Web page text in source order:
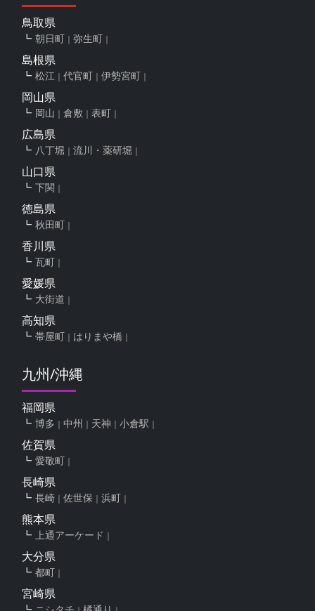
鳥取県
朝日町 弥生町
島根県
松江 代官町 伊勢宮町
岡山県
岡山 倉敷 表町
広島県
八丁堀 流川・薬研堀
山口県
下関
徳島県
秋田町
香川県
瓦町
愛媛県
大街道
高知県
帯屋町 はりまや橋
九州/沖縄
福岡県
博多 中州 天神 小倉駅
佐賀県
愛敬町
長崎県
長崎 佐世保 浜町
熊本県
上通アーケード
大分県
都町
宮崎県